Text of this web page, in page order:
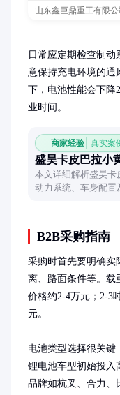
山东鑫巨鼎重工有限公
日常应定期检查制
意保持充电环境的通
下，电池性能会下降
业时间。
商家经验 真实案
盛昊卡皮巴拉小
本文详细解析盛昊卡
动力系统、车身配置
B2B采购指南
采购时首先要明确实
离、路面条件等。载
价格约2-4万元；2-3
元。
电池类型选择很关键
锂电池车型初始投入
品牌如杭叉、合力、